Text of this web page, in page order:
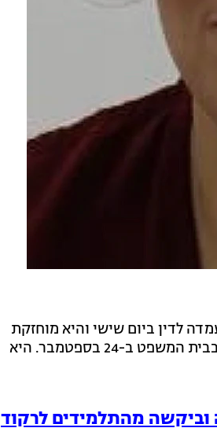
לדין ביום שישי והיא מוחזקת
בכלא מחוז פאייט בערבות של 40,000 דולר. היא צפויה להופיע שוב בבית המשפט ב-24 בספטמבר. היא
מהתלמידים לרקוד